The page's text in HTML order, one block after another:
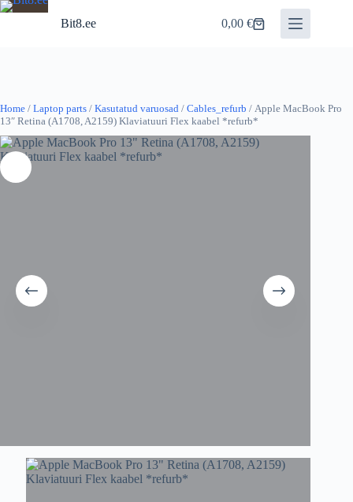
Skip
Bit8.ee
Shopping
0,00€
Home / Laptop parts / Kasutatud varuosad / Cables_refurb / Apple MacBook Pro
13″ Retina (A1708, A2159) Klaviatuuri Flex kaabel *refurb*